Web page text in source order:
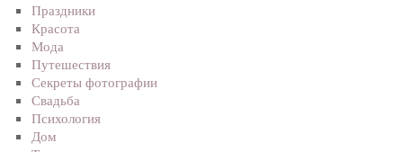
Праздники
Красота
Мода
Путешествия
Секреты фотографии
Свадьба
Психология
Дом